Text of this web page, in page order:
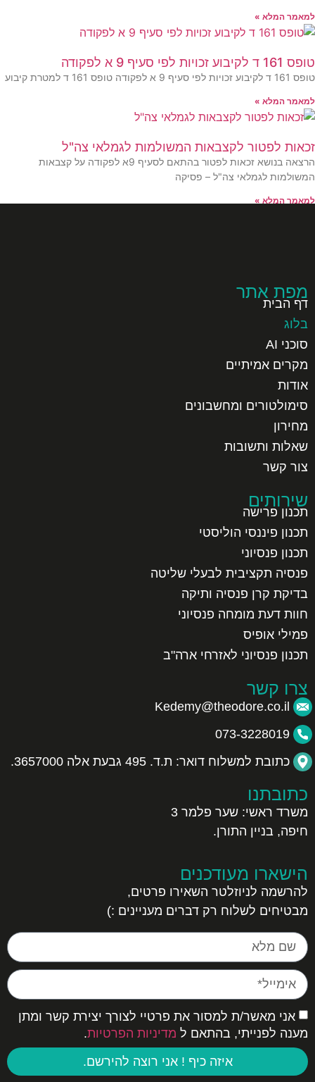
המלא »
ד לקיבוע זכויות לפי סעיף 9 א לפקודה
זכויות לפי סעיף 9 א לפקודה טופס 161 ד למטרת קיבוע
המלא »
לפטור לקצבאות המשולמות לגמלאי צה"ל
הרצאה בנושא זכאות לפטור בהתאם לסעיף 9א לפקודה על קצבאות
לגמלאי צה"ל – פסיקה
המלא »
מפת אתר
דף הבית
בלוג
סוכני AI
מקרים אמיתיים
אודות
סימולטורים ומחשבונים
מחירון
שאלות ותשובות
צור קשר
שירותים
תכנון פרישה
תכנון פיננסי הוליסטי
תכנון פנסיוני
פנסיה תקציבית לבעלי שליטה
בדיקת קרן פנסיה ותיקה
חוות דעת מומחה פנסיוני
פמילי אופיס
תכנון פנסיוני לאזרחי ארה"ב
צרו קשר
Kedemy@theodore.co.il
073-3228019
כתובת למשלוח דואר: ת.ד. 495 גבעת אלה 3657000.
כתובתנו
משרד ראשי:שער פלמר 3
חיפה, בניין התורן.
הישארו מעודכנים
להרשמה לניוזלטר השאירו פרטים,
מבטיחים לשלוח רק דברים מעניינים :)
אני מאשר/ת למסור את פרטיי לצורך יצירת קשר ומתן
מענה לפנייתי, בהתאם ל מדיניות הפרטיות.
איזה כיף ! אני רוצה להירשם.